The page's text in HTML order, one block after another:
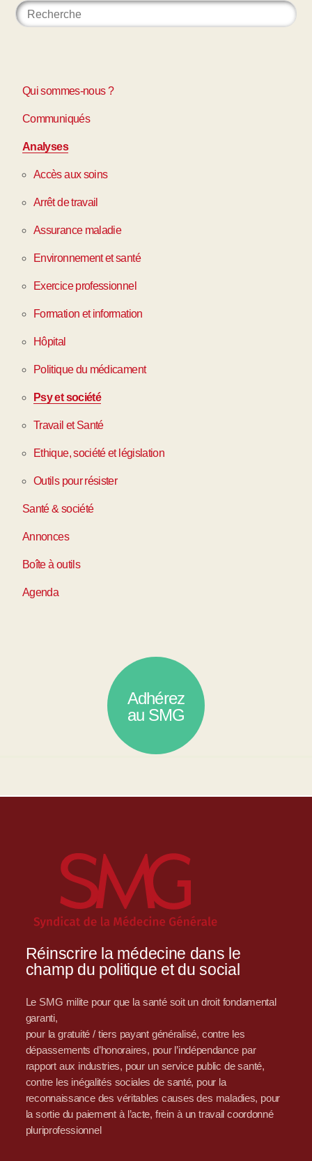
Qui sommes-nous ?
Communiqués
Analyses
Accès aux soins
Arrêt de travail
Assurance maladie
Environnement et santé
Exercice professionnel
Formation et information
Hôpital
Politique du médicament
Psy et société
Travail et Santé
Ethique, société et législation
Outils pour résister
Santé & société
Annonces
Boîte à outils
Agenda
Adhérez
au SMG
Réinscrire la médecine dans le
champ du politique et du social
Le SMG milite pour que la santé soit un droit fondamental
garanti,
pour la gratuité / tiers payant généralisé, contre les
dépassements d’honoraires, pour l’indépendance par
rapport aux industries, pour un service public de santé,
contre les inégalités sociales de santé, pour la
reconnaissance des véritables causes des maladies, pour
la sortie du paiement à l’acte, frein à un travail coordonné
pluriprofessionnel